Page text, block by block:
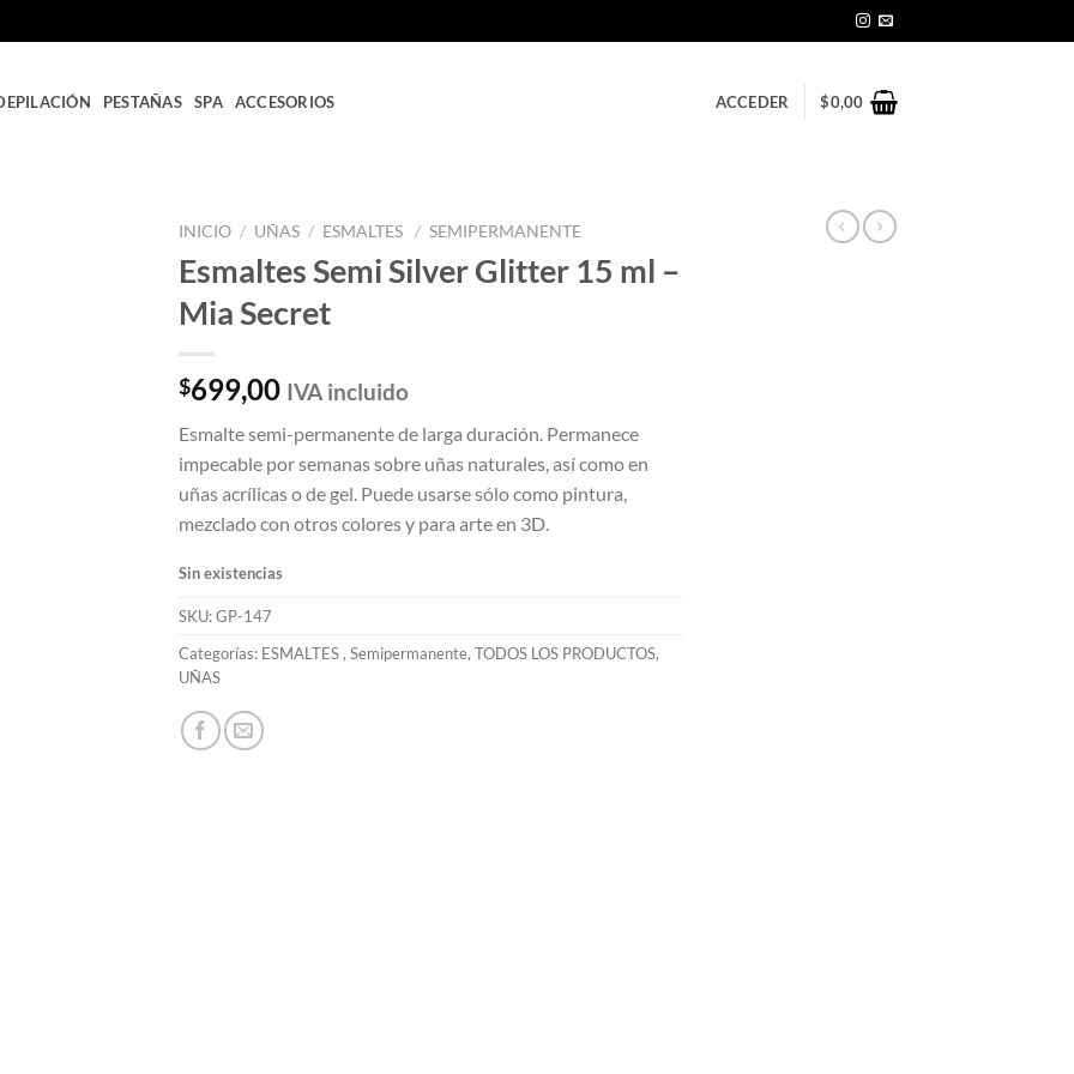
PESTAÑAS SPA ACCESORIOS ACCEDER $0,00
INICIO / UÑAS / ESMALTES / SEMIPERMANENTE
Esmaltes Semi Silver Glitter 15 ml –
Mia Secret
$699,00 IVA incluido
Esmalte semi-permanente de larga duración. Permanece
impecable por semanas sobre uñas naturales, así como en
uñas acrílicas o de gel. Puede usarse sólo como pintura,
mezclado con otros colores y para arte en 3D.
Sin existencias
SKU:GP-147
Categorías: ESMALTES, Semipermanente, TODOS LOS PRODUCTOS,
UÑAS